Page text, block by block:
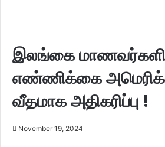
இலங்கை
எண்ணிக்கை
வீதமாக அதிகரிப்பு !
November 19, 2024